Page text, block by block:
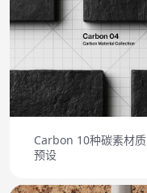
Carbon 10种碳素材质
预设